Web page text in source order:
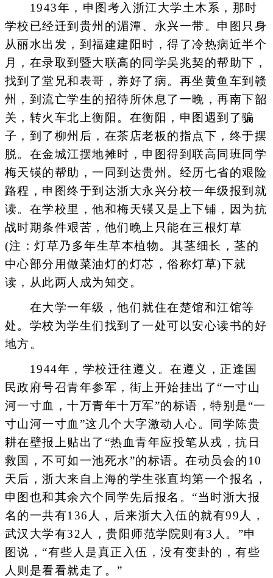
1943年，申图考入浙江大学土木系，那时
学校已经迁到贵州的湄潭、永兴一带。申图只身
从丽水出发，到福建建阳时，得了冷热病近半个
月，在录取到暨大联高的同学吴兆契的帮助下，
找到了堂兄和表哥，养好了病。再坐黄鱼车到赣
州，到流亡学生的招待所休息了一晚，再南下韶
关，转火车北上衡阳。在衡阳，申图遇到了骗
子，到了柳州后，在茶店老板的指点下，终于摆
脱。在金城江摆地摊时，申图得到联高同班同学
梅天锳的帮助，一同到达贵州。经历七省的艰险
路程，申图终于到达浙大永兴分校一年级报到就
读。在学校里，他和梅天锳又是上下铺，因为抗
战时期条件艰苦，他们晚上只能在三根灯草
(注：灯草乃多年生草本植物。其茎细长，茎的
中心部分用做菜油灯的灯芯，俗称灯草)下就
读，从此两人成为知交。
在大学一年级，他们就住在楚馆和江馆等
处。学校为学生们找到了一处可以安心读书的好
地方。
1944年，学校迁往遵义。在遵义，正逢国
民政府号召青年参军，街上开始挂出了“一寸山
河一寸血，十万青年十万军”的标语，特别是“一
寸山河一寸血”这几个大字激动人心。同学陈贵
耕在壁报上贴出了“热血青年应投笔从戎，抗日
救国，不可如一池死水”的标语。在动员会的10
天后，浙大来自上海的学生张直均第一个报名，
申图也和其余六个同学先后报名。“当时浙大报
名的一共有136人，后来浙大入伍的就有99人，
武汉大学有32人，贵阳师范学院则有3人。”申
图说，“有些人是真正入伍，没有变卦的，有些
人则是看看就走了。”